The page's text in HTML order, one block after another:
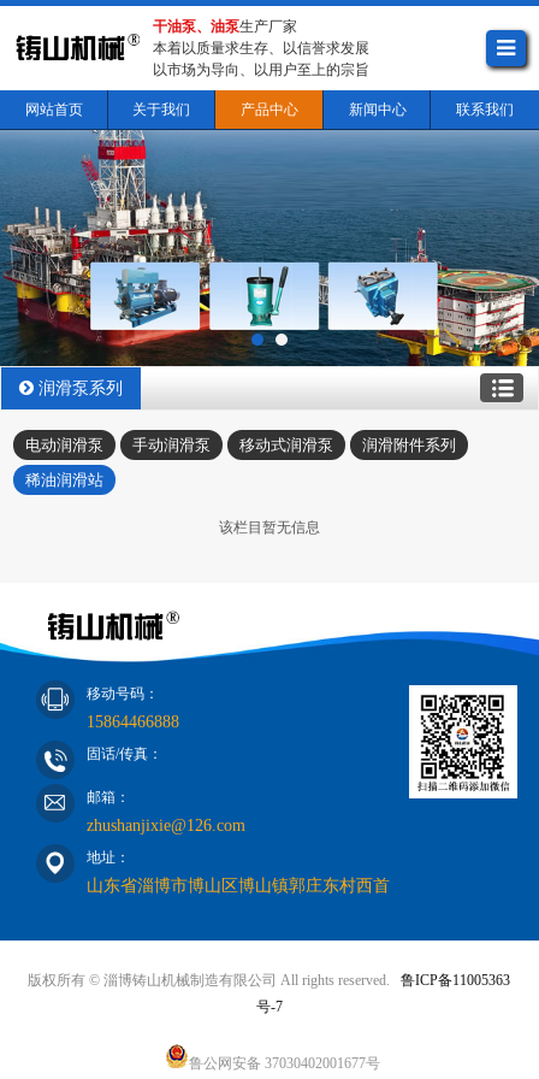
干油泵、油泵生产厂家
本着以质量求生存、以信誉求发展
以市场为导向、以用户至上的宗旨
网站首页 关于我们 产品中心 新闻中心 联系我们
润滑泵系列
电动润滑泵 手动润滑泵 移动式润滑泵
润滑附件系列
稀油润滑站
该栏目暂无信息
移动号码：
15864466888
固话/传真：
邮箱：
zhushanjixie@126.com
地址：
山东省淄博市博山区博山镇郭庄东村西首
版权所有 © 淄博铸山机械制造有限公司 All rights reserved.鲁ICP备11005363
号-7
鲁公网安备 37030402001677号